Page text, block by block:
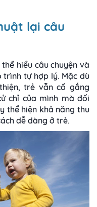
lại câu
hiểu câu chuyện và
tự hợp lý. Mặc dù
trẻ vẫn cố gắng
chỉ của mình mà đối
thể hiện khả năng thu
dễ dàng ở trẻ.